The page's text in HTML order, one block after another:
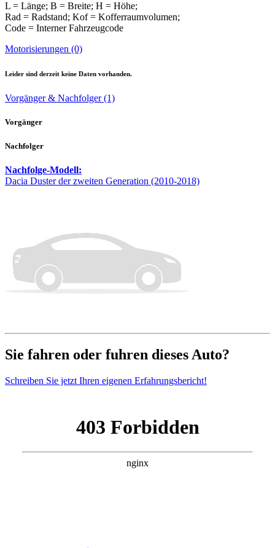
L = Länge; B = Breite; H = Höhe;
Rad = Radstand; Kof = Kofferraumvolumen;
Code = Interner Fahrzeugcode
Motorisierungen (0)
Leider sind derzeit keine Daten vorhanden.
Vorgänger & Nachfolger (1)
Vorgänger
Nachfolger
Nachfolge-Modell:
Dacia Duster der zweiten Generation (2010-2018)
Sie fahren oder fuhren dieses Auto?
Schreiben Sie jetzt Ihren eigenen Erfahrungsbericht!